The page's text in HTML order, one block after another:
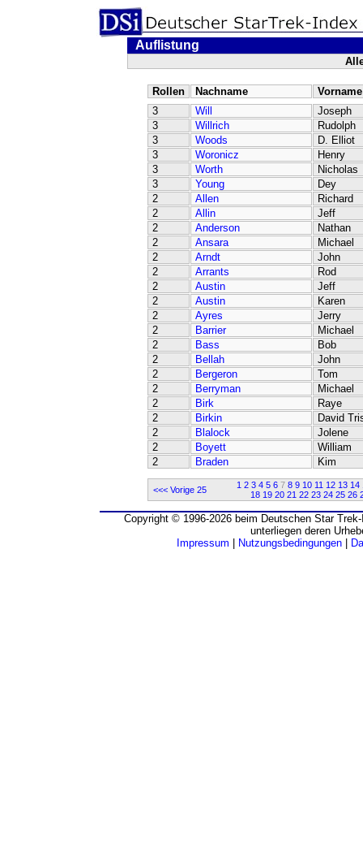
Auflistung
Rollen Nachname
Vorname
3
Will
Joseph
3
Willrich
Rudolph
3
Woods
D. Elliot
3
Woronicz
Henry
3
Worth
Nicholas
3
Young
Dey
2
Allen
Richard
2
Allin
Jeff
2
Anderson
Nathan
2
Ansara
Michael
2
Arndt
John
2
Arrants
Rod
2
Austin
Jeff
2
Austin
Karen
2
Ayres
Jerry
2
Barrier
Michael
2
Bass
Bob
2
Bellah
John
2
Bergeron
Tom
2
Berryman
Michael
2
Birk
Raye
2
Birkin
David
2
Blalock
Jolene
2
Boyett
William
2
Braden Kim
<<< Vorige 25 1 2 3 4 5 6 7 8 9 10 11 12 13 14
18 19 20 21 22 23 24 25 26
Copyright © 1996-2026 beim Deutschen Star
unterliegen deren
Impressum
Nutzungsbedingungen